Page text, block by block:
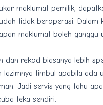
maklumat pemilik,
tidak beroperasi. Dalam
maklumat boleh ganggu
dan rekod biasanya lebih
timbul apabila ada
Jadi servis yang tahu
teka sendiri.